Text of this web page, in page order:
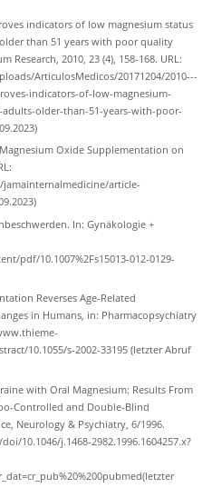
indicators of low magnesium status
than 51 years with poor quality
Research, 2010, 23 (4), 158-168. URL:
ArticulosMedicos/20171204/2010---
indicators-of-low-magnesium-
older-than-51-years-with-poor-
Oxide Supplementation on
article-
In: Gynäkologie +
pdf/10.1007%2Fs15013-012-0129-
Reverses Age-Related
in Humans, in: Pharmacopsychiatry
10.1055/s-2002-33195 (letzter Abruf
with Oral Magnesium: Results From
Controlled and Double-Blind
Neurology & Psychiatry, 6/1996.
10.1046/j.1468-2982.1996.1604257.x?
(letzter